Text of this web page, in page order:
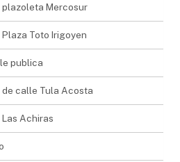
plazoleta Mercosur
Toto Irigoyen
publica
de calle Tula Acosta
Achiras